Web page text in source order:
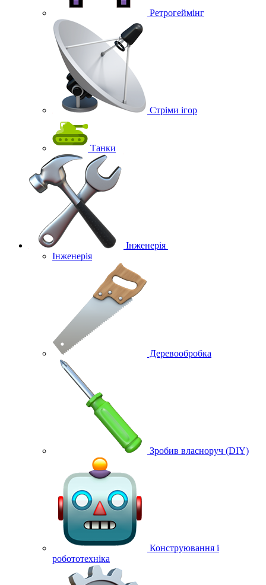
Ретрогеймінг
Стріми ігор
Танки
Інженерія
Інженерія
Деревообробка
Зробив власноруч (DIY)
Конструювання і
робототехніка